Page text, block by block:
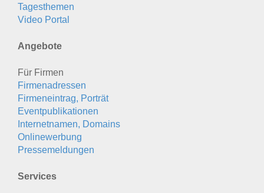
Tagesthemen
Video Portal
Angebote
Für Firmen
Firmenadressen
Firmeneintrag, Porträt
Eventpublikationen
Internetnamen, Domains
Onlinewerbung
Pressemeldungen
Services